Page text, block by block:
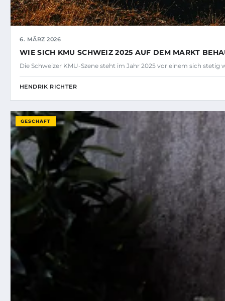
6. MÄRZ 2026
WIE SICH KMU SCHWEIZ 2025 AUF DEM MARKT
Die Schweizer KMU-Szene steht im Jahr 2025 vor einem sich
HENDRIK RICHTER
GESCHÄFT